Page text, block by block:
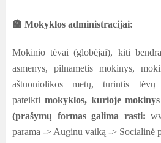
🏫 Mokyklos administracijai:
Mokinio tėvai (globėjai), kiti
asmenys, pilnametis mokinys,
aštuoniolikos metų, turintis
pateikti mokyklos, kurioje
(prašymų formas galima rasti:
parama -> Auginu vaiką -> Socialinė